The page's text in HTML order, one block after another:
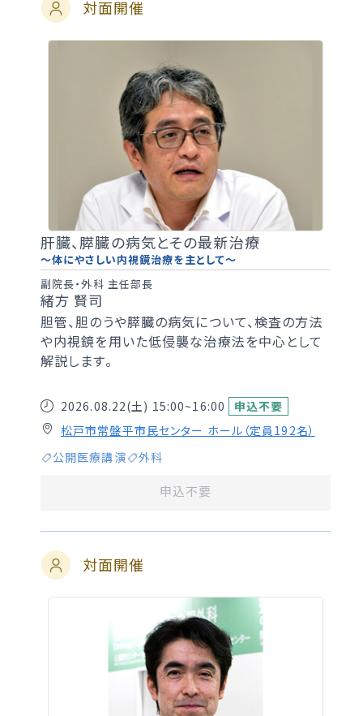
対面開催
肝臓、膵臓の病気とその最新治療
～体にやさしい内視鏡治療を主として～
副院長・外科 主任部長
緒方 賢司
胆管、胆のうや膵臓の病気について、検査の方法
や内視鏡を用いた低侵襲な治療法を中心として
解説します。
申込不要
2026.08.22(土) 15:00~16:00
申込不要
松戸市常盤平市民センター ホール（定員192名）
公開医療講演
外科
対面開催